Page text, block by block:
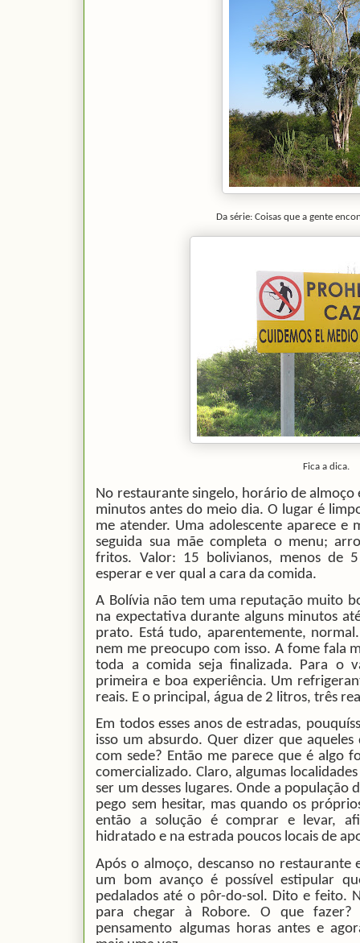
Da série: Coisas que a gente
Fica a dica.
No restaurante singelo, horário de
minutos antes do meio dia. O lugar é
me atender. Uma adolescente aparece e
seguida sua mãe completa o menu;
fritos. Valor: 15 bolivianos, menos de
esperar e ver qual a cara da comida.
A Bolívia não tem uma reputação muito
na expectativa durante alguns minutos
prato. Está tudo, aparentemente,
nem me preocupo com isso. A fome fala
toda a comida seja finalizada. Para o
primeira e boa experiência. Um
reais. E o principal, água de 2 litros, três
Em todos esses anos de estradas,
isso um absurdo. Quer dizer que
com sede? Então me parece que é algo
comercializado. Claro, algumas
ser um desses lugares. Onde a população
pego sem hesitar, mas quando os
então a solução é comprar e levar,
hidratado e na estrada poucos locais de
Após o almoço, descanso no restaurante
um bom avanço é possível estipular
pedalados até o pôr-do-sol. Dito e feito.
para chegar à Robore. O que fazer?
pensamento algumas horas antes e